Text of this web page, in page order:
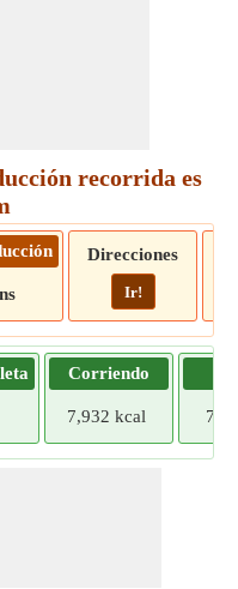
recorrida es
Direcciones
Ir!
Corriendo
7,932 kcal